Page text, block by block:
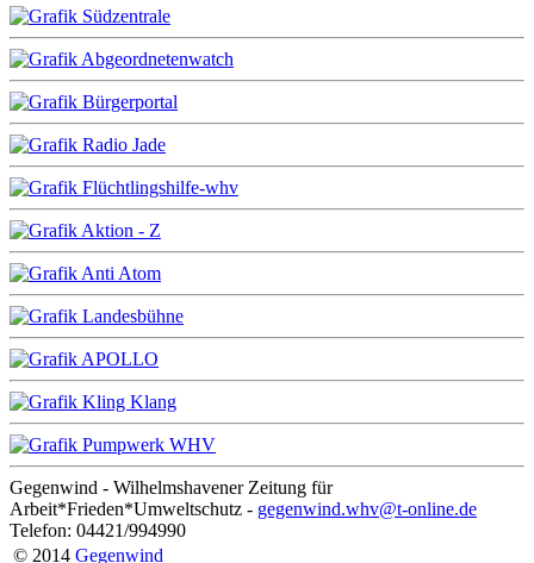
Gegenwind - Wilhelmshavener Zeitung für
Arbeit*Frieden*Umweltschutz - gegenwind.whv@t-online.de
Telefon: 04421/994990
© 2014 Gegenwind